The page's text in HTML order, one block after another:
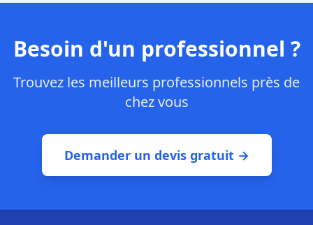
Besoin d'un professionnel ?
Trouvez les meilleurs professionnels près de
chez vous
Demander un devis gratuit →